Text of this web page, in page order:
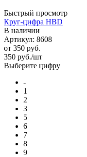
Быстрый просмотр
Круг-цифра HBD
В наличии
Артикул: 8608
от 350 руб.
350 руб./шт
Выберите цифру
-
1
2
3
5
6
7
8
9